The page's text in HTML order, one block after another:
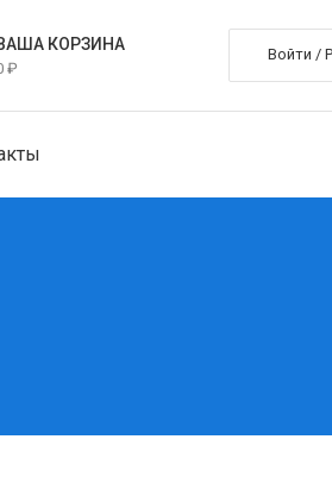
КОРЗИНА
₽
Войти /